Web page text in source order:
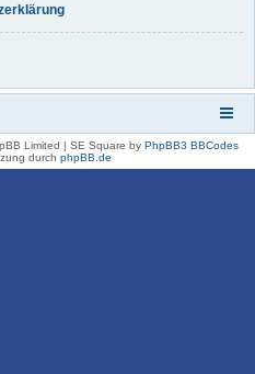
Limited | SE Square by PhpBB3 BBCodes
durch phpBB.de